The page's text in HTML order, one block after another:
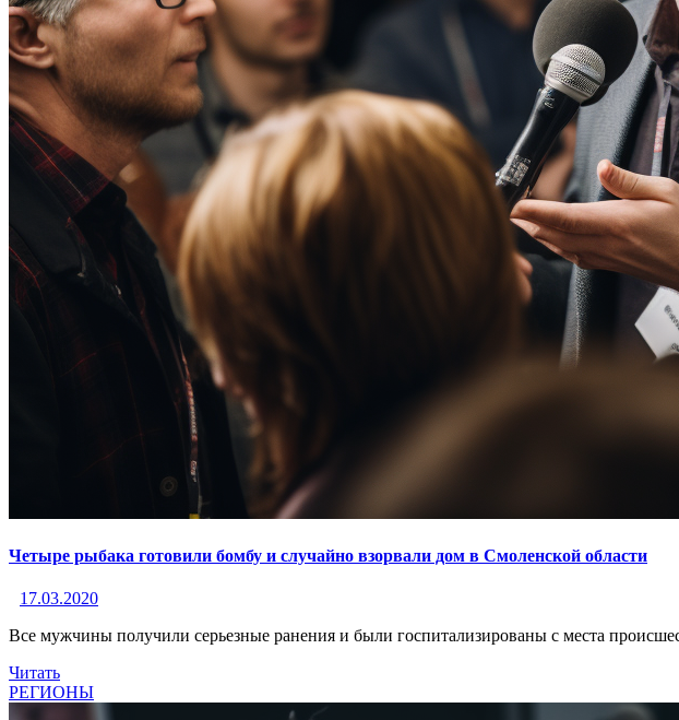
Четыре рыбака готовили бомбу и случайно взорвали дом в Смоленской области
17.03.2020
Все мужчины получили серьезные ранения и были госпитализированы с места
Читать
РЕГИОНЫ